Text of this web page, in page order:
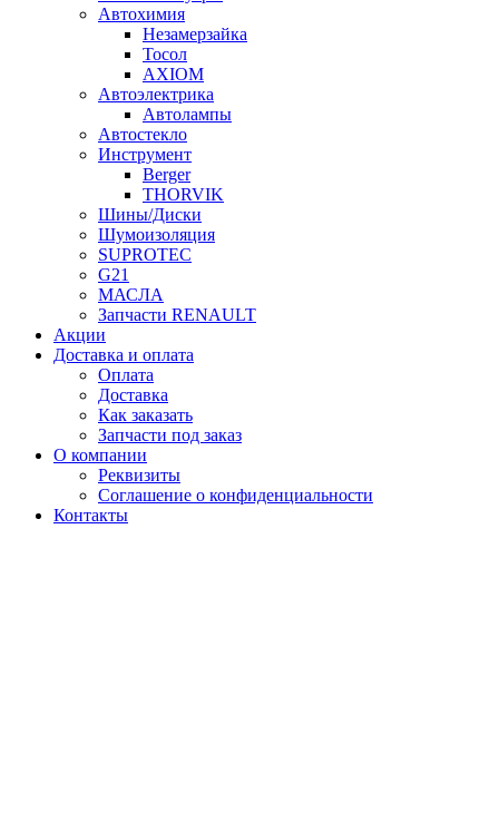
Автохимия
Незамерзайка
Тосол
AXIOM
Автоэлектрика
Автолампы
Автостекло
Инструмент
Berger
THORVIK
Шины/Диски
Шумоизоляция
SUPROTEC
G21
МАСЛА
Запчасти RENAULT
Акции
Доставка и оплата
Оплата
Доставка
Как заказать
Запчасти под заказ
О компании
Реквизиты
Соглашение о конфиденциальности
Контакты